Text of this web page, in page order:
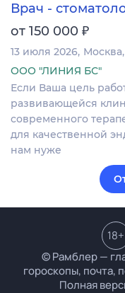
Врач -
от 150 000 ₽
13 июля 2026 Москва
ООО "ЛИНИЯ БС"
Если Ваша цель
развивающейся
современного
для качественной
нам нуже
© Рамблер —
гороскопы, почта,
Полная
18+